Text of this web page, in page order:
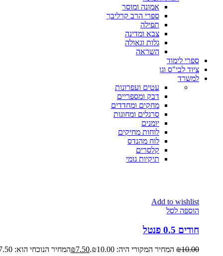
אמונה ומוסר
ספרי הרב קרליבך
תפילה
צבא ומדינה
גלות וגאולה
השראה
ספרי לימוד
ציוד לבי"ס וגן
למשרד
עטים ועפרונות
דבק ומספריים
מחקים ומחדדים
סרגלים ומחוגות
יומנים
לוחות מחיקים
לוח מהנדס
קלסרים
תיקיות גומי
Add to wishlist
הוספה לסל
חודים 0.5 פנטל
₪10.00 המחיר המקורי היה: ₪10.00. ₪7.50 המחיר הנוכחי הוא: ₪7.50.